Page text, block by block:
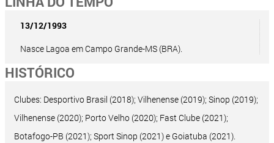
13/12/1993
Nasce Lagoa em Campo Grande-MS (BRA).
HISTÓRICO
Clubes: Desportivo Brasil (2018); Vilhenense (2019); Sinop (2019);
Vilhenense (2020); Porto Velho (2020); Fast Clube (2021);
Botafogo-PB (2021); Sport Sinop (2021) e Goiatuba (2021).